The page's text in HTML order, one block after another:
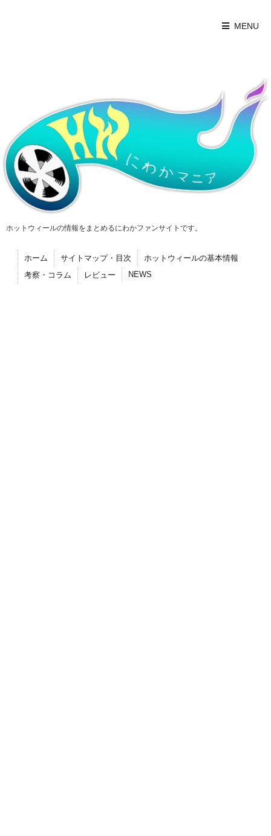
MENU
ホットウィールの情報をまとめるにわかファンサイトです。
ホーム サイトマップ・目次
ホットウィールの基本情報
考察・コラム
レビュー NEWS